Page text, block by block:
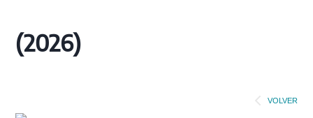
(2026)
VOLVER